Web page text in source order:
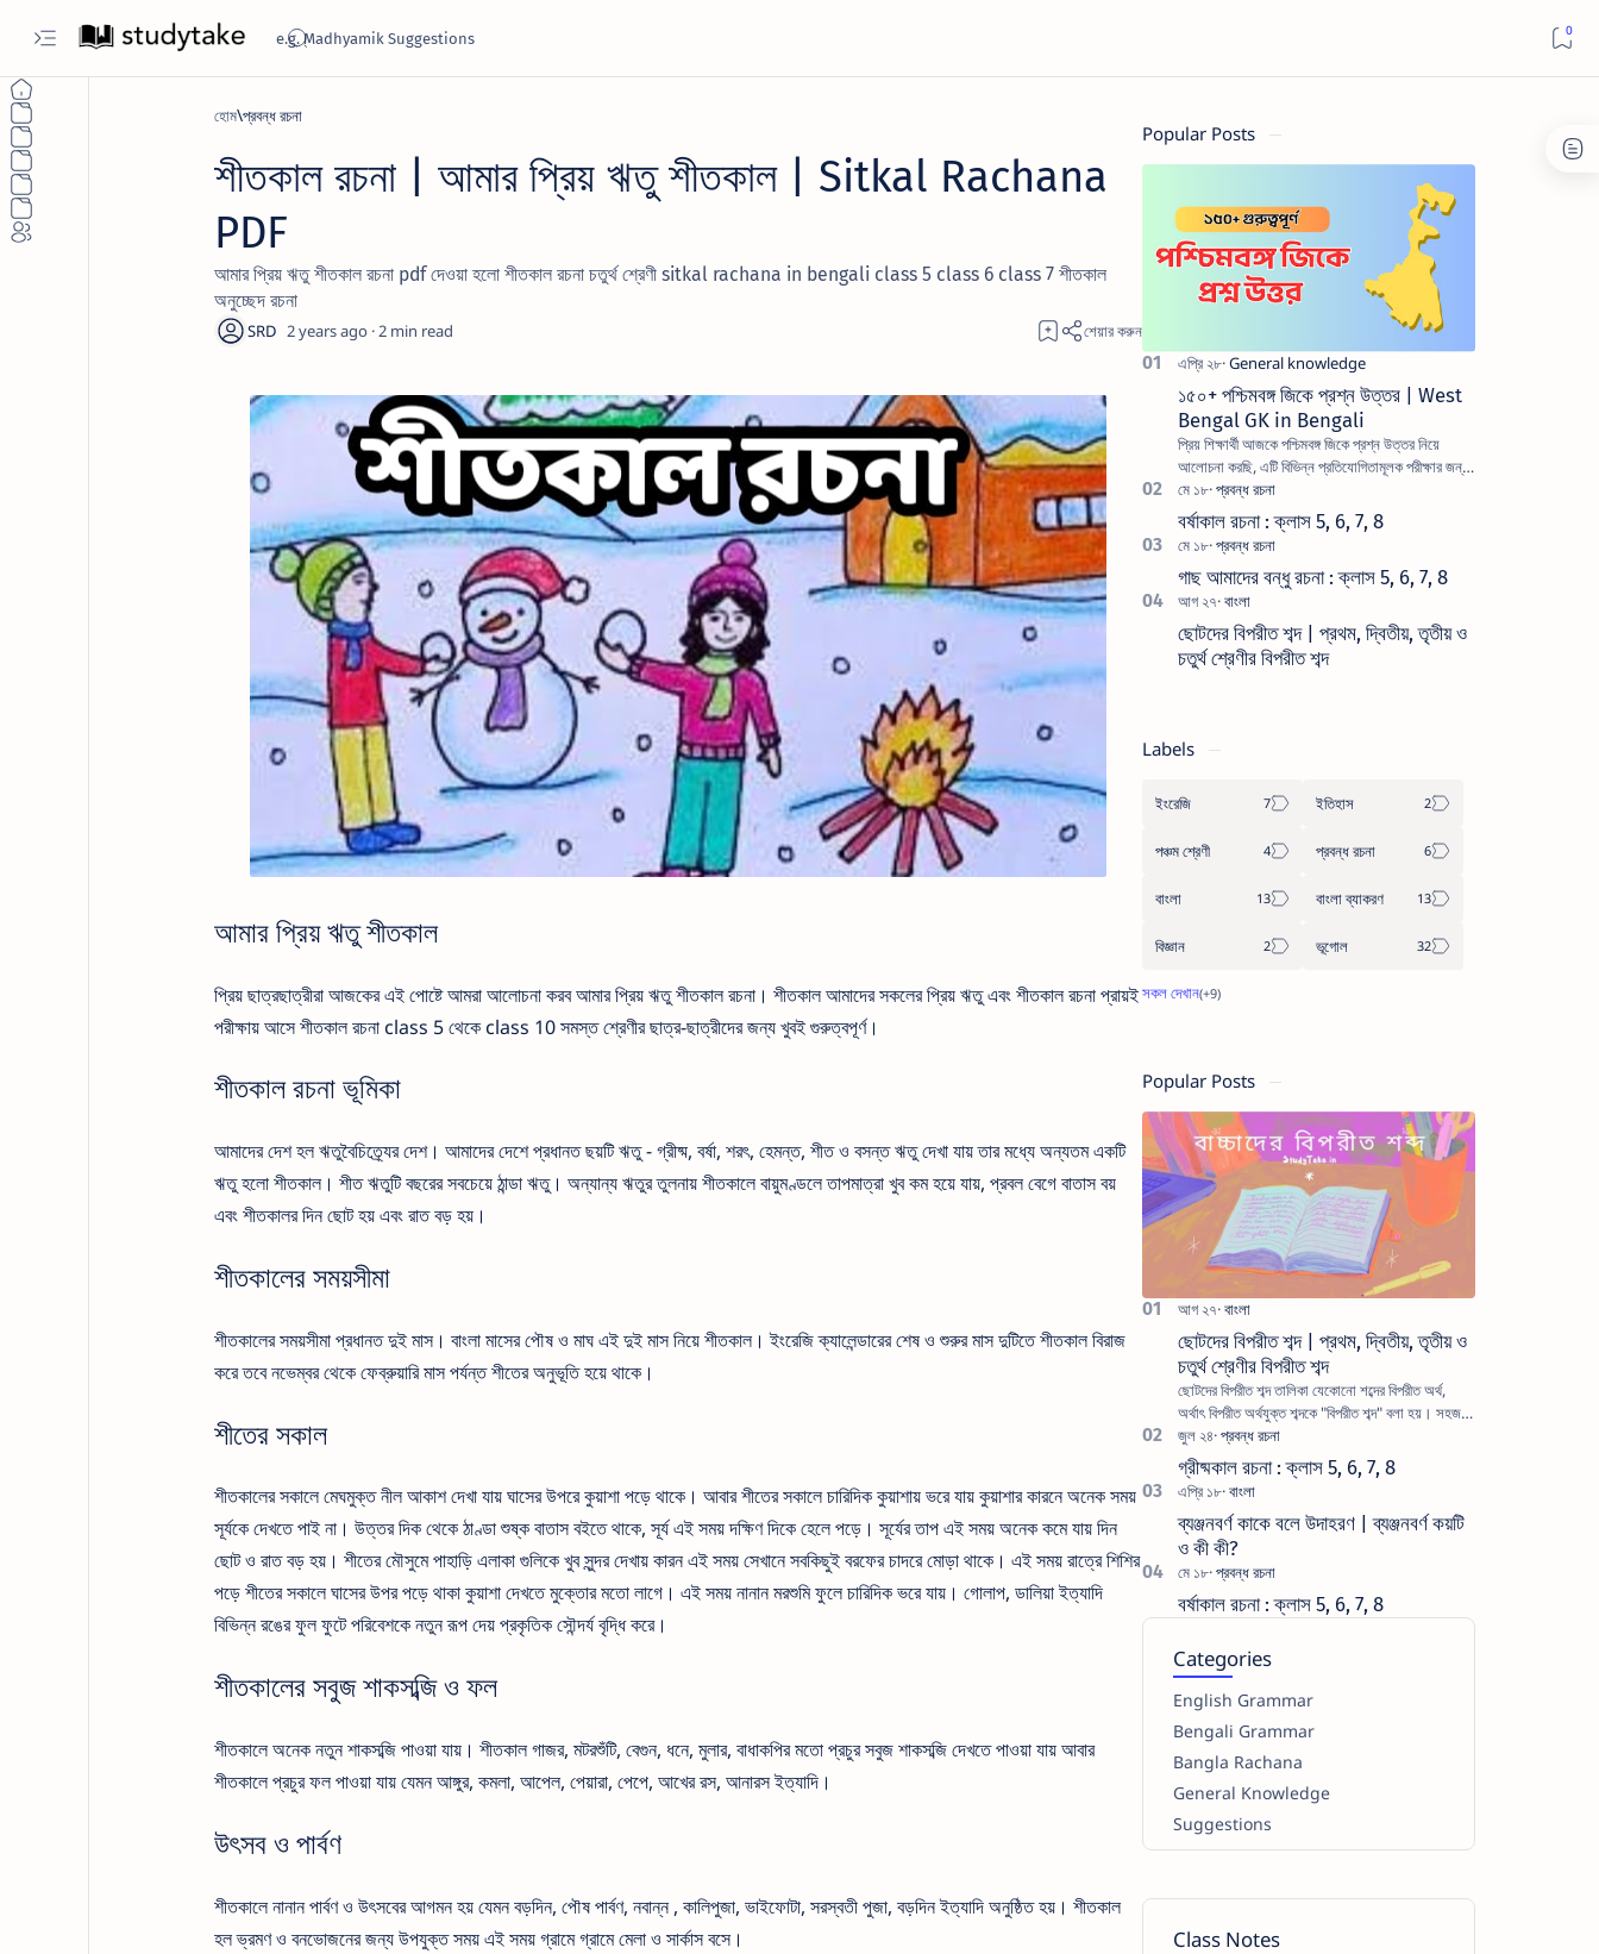
হোম প্রবন্ধ রচনা
শীতকাল রচনা | আমার প্রিয় ঋতু শীতকাল | Sitkal Rachana
PDF
আমার প্রিয় ঋতু শীতকাল রচনা pdf দেওয়া হলো শীতকাল রচনা চতুর্থ শ্রেণী sitkal rachana in bengali class 5 class 6 class 7 শীতকাল
অনুচ্ছেদ রচনা
2 years ago 2
আমার প্রিয় ঋতু শীতকাল
প্রিয় ছাত্রছাত্রীরা আজকের এই পোষ্টে আমরা আলোচনা করব আমার প্রিয় ঋতু শীতকাল রচনা। শীতকাল আমাদের সকলের প্রিয় ঋতু এবং শীতকাল রচনা প্রায়ই
পরীক্ষায় আসে শীতকাল রচনা class 5 থেকে class 10 সমস্ত শ্রেণীর ছাত্র-ছাত্রীদের জন্য খুবই গুরুত্বপূর্ণ।
শীতকাল রচনা ভূমিকা
আমাদের দেশ হল ঋতুবৈচিত্র্যের দেশ। আমাদের দেশে প্রধানত ছয়টি ঋতু - গ্রীষ্ম, বর্ষা, শরৎ, হেমন্ত, শীত ও বসন্ত ঋতু দেখা যায় তার মধ্যে অন্যতম একটি
ঋতু হলো শীতকাল। শীত ঋতুটি বছরের সবচেয়ে ঠান্ডা ঋতু। অন্যান্য ঋতুর তুলনায় শীতকালে বায়ুমণ্ডলে তাপমাত্রা খুব কম হয়ে যায়, প্রবল বেগে বাতাস বয়
এবং শীতকালর দিন ছোট হয় এবং রাত বড় হয়।
শীতকালের সময়সীমা
শীতকালের সময়সীমা প্রধানত দুই মাস। বাংলা মাসের পৌষ ও মাঘ এই দুই মাস নিয়ে শীতকাল। ইংরেজি ক্যালেন্ডারের শেষ ও শুরুর মাস দুটিতে শীতকাল বিরাজ
করে তবে নভেম্বর থেকে ফেব্রুয়ারি মাস পর্যন্ত শীতের অনুভূতি হয়ে থাকে।
শীতের সকাল
শীতকালের সকালে মেঘমুক্ত নীল আকাশ দেখা যায় ঘাসের উপরে কুয়াশা পড়ে থাকে। আবার শীতের সকালে চারিদিক কুয়াশায় ভরে যায় কুয়াশার কারনে অনেক সময়
সূর্যকে দেখতে পাই না। উত্তর দিক থেকে ঠাণ্ডা শুষ্ক বাতাস বইতে থাকে, সূর্য এই সময় দক্ষিণ দিকে হেলে পড়ে। সূর্যের তাপ এই সময় অনেক কমে যায় দিন
ছোট ও রাত বড় হয়। শীতের মৌসুমে পাহাড়ি এলাকা গুলিকে খুব সুন্দর দেখায় কারন এই সময় সেখানে সবকিছুই বরফের চাদরে মোড়া থাকে। এই সময় রাত্রে শিশির
পড়ে শীতের সকালে ঘাসের উপর পড়ে থাকা কুয়াশা দেখতে মুক্তোর মতো লাগে। এই সময় নানান মরশুমি ফুলে চারিদিক ভরে যায়। গোলাপ, ডালিয়া ইত্যাদি
বিভিন্ন রঙের ফুল ফুটে পরিবেশকে নতুন রূপ দেয় প্রকৃতিক সৌন্দর্য বৃদ্ধি করে।
শীতকালের সবুজ শাকসব্জি ও ফল
শীতকালে অনেক নতুন শাকসব্জি পাওয়া যায়। শীতকাল গাজর, মটরশুঁটি, বেগুন, ধনে, মুলার, বাধাকপির মতো প্রচুর সবুজ শাকসব্জি দেখতে পাওয়া যায় আবার
শীতকালে প্রচুর ফল পাওয়া যায় যেমন আঙ্গুর, কমলা, আপেল, পেয়ারা, পেপে, আখের রস, আনারস ইত্যাদি।
উৎসব ও পার্বণ
শীতকালে নানান পার্বণ ও উৎসবের আগমন হয় যেমন বড়দিন, পৌষ পার্বণ, নবান্ন , কালিপুজা, ভাইফোটা, সরস্বতী পুজা, বড়দিন ইত্যাদি অনুষ্ঠিত হয়। শীতকাল
হল ভ্রমণ ও বনভোজনের জন্য উপযুক্ত সময় এই সময় গ্রামে গ্রামে মেলা ও সার্কাস বসে।
Popular Posts
১৫০+ পশ্চিমবঙ্গ জিকে প্রশ্ন উত্তর | West
Bengal GK in Bengali
প্রিয় শিক্ষার্থী আজকে পশ্চিমবঙ্গ জিকে প্রশ্ন উত্তর নিয়ে
আলোচনা করছি, এটি বিভিন্ন প্রতিযোগিতামূলক পরীক্ষার জন্য
খুবই গুরুত্বপূর্ণ একটি বিষয়। যেটিতে…
বর্ষাকাল রচনা : ক্লাস 5, 6, 7, 8
গাছ আমাদের বন্ধু রচনা : ক্লাস 5, 6, 7, 8
ছোটদের বিপরীত শব্দ | প্রথম, দ্বিতীয়, তৃতীয় ও
চতুর্থ শ্রেণীর বিপরীত শব্দ
Labels
ইংরেজি ইতিহাস
পঞ্চম শ্রেণী প্রবন্ধ রচনা
বাংলা বাংলা ব্যাকরণ
বিজ্ঞান ভূগোল
Popular Posts
ছোটদের বিপরীত শব্দ | প্রথম, দ্বিতীয়, তৃতীয় ও
চতুর্থ শ্রেণীর বিপরীত শব্দ
ছোটদের বিপরীত শব্দ তালিকা যেকোনো শব্দের বিপরীত অর্থ,
অর্থাৎ বিপরীত অর্থযুক্ত শব্দকে "বিপরীত শব্দ" বলা হয়। সহজ
ভাষায় এমন শব্দগুলোকে বিপরীত শ…
গ্রীষ্মকাল রচনা : ক্লাস 5, 6, 7, 8
ব্যঞ্জনবর্ণ কাকে বলে উদাহরণ | ব্যঞ্জনবর্ণ কয়টি
ও কী কী?
বর্ষাকাল রচনা : ক্লাস 5, 6, 7, 8
Categories
English Grammar
Bengali Grammar
Bangla Rachana
General Knowledge
Suggestions
Class Notes